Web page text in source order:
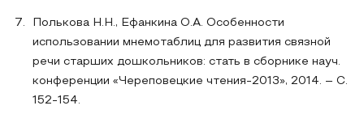
Полькова Н.Н., Ефанкина О.А. Особенности
использовании мнемотаблиц для развития связной
речи старших дошкольников: стать в сборнике науч.
конференции «Череповецкие чтения-2013», 2014. – С.
152-154.